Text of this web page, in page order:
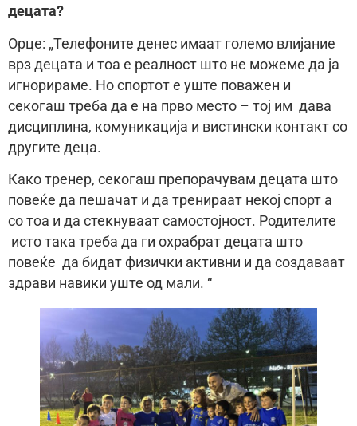
децата?
Орце: „Телефоните денес имаат големо влијание
врз децата и тоа е реалност што не можеме да ја
игнорираме. Но спортот е уште поважен и
секогаш треба да е на прво место – тој им дава
дисциплина, комуникација и вистински контакт со
другите деца.
Како тренер, секогаш препорачувам децата што
повеќе да пешачат и да тренираат некој спорт а
со тоа и да стекнуваат самостојност. Родителите
исто така треба да ги охрабрат децата што
повеќе да бидат физички активни и да создаваат
здрави навики уште од мали. “